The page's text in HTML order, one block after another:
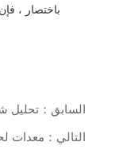
باختصار ،
السابق：تحليل
التالي：معدات